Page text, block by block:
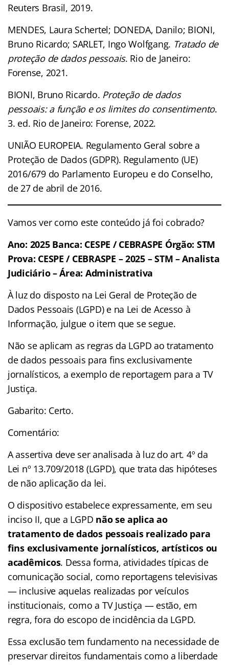
Reuters Brasil, 2019.
MENDES, Laura Schertel; DONEDA, Danilo; BIONI,
Bruno Ricardo; SARLET, Ingo Wolfgang. Tratado de
proteção de dados pessoais. Rio de Janeiro:
Forense, 2021.
BIONI, Bruno Ricardo. Proteção de dados
pessoais: a função e os limites do consentimento.
3. ed. Rio de Janeiro: Forense, 2022.
UNIÃO EUROPEIA. Regulamento Geral sobre a
Proteção de Dados (GDPR). Regulamento (UE)
2016/679 do Parlamento Europeu e do Conselho,
de 27 de abril de 2016.
Vamos ver como este conteúdo já foi cobrado?
Ano: 2025 Banca: CESPE / CEBRASPE Órgão: STM
Prova: CESPE / CEBRASPE – 2025 – STM – Analista
Judiciário – Área: Administrativa
À luz do disposto na Lei Geral de Proteção de
Dados Pessoais (LGPD) e na Lei de Acesso à
Informação, julgue o item que se segue.
Não se aplicam as regras da LGPD ao tratamento
de dados pessoais para fins exclusivamente
jornalísticos, a exemplo de reportagem para a TV
Justiça.
Gabarito: Certo.
Comentário:
A assertiva deve ser analisada à luz do art. 4º da
Lei nº 13.709/2018 (LGPD), que trata das hipóteses
de não aplicação da lei.
O dispositivo estabelece expressamente, em seu
inciso II, que a LGPD não se aplica ao
tratamento de dados pessoais realizado para
fins exclusivamente jornalísticos, artísticos ou
acadêmicos. Dessa forma, atividades típicas de
comunicação social, como reportagens televisivas
— inclusive aquelas realizadas por veículos
institucionais, como a TV Justiça — estão, em
regra, fora do escopo de incidência da LGPD.
Essa exclusão tem fundamento na necessidade de
preservar direitos fundamentais como a liberdade